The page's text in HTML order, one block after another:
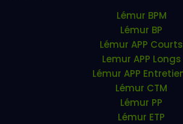
Lémur BPM
Lémur BP
Lémur APP Courts
Lemur APP Longs
Lémur APP
Lémur CTM
Lémur PP
Lémur ETP